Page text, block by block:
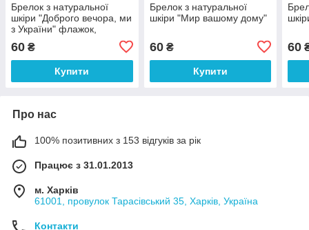
Брелок з натуральної
шкіри "Доброго вечора, ми
з України" флажок,
60 ₴
Купити
Брелок з натуральної
шкіри "Мир вашому дому"
60₴
Купити
60
Про нас
100% позитивних з 153 відгуків за рік
Працює з 31.01.2013
м. Харків
61001, провулок Тарасівський 35, Харків, Україна
Контакти